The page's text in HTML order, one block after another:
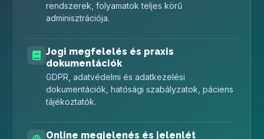
rendszerek, folyamatok teljes körű
adminisztrációja.
Jogi megfelelés és praxis
dokumentációk
GDPR, adatvédelmi és adatkezelési
dokumentációk, hatósági szabályzatok, páciens
tájékoztatók.
Online megjelenés és jelenlét